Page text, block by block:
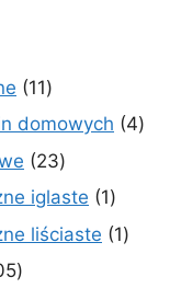
1111
produktów
domowych 44
2323
produkty
iglaste 11
produkt
liściaste 11
205